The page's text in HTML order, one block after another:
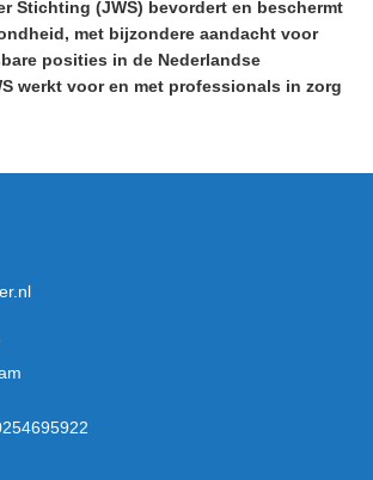
Stichting (JWS) bevordert en beschermt
met bijzondere aandacht voor
posities in de Nederlandse
werkt voor en met professionals in zorg